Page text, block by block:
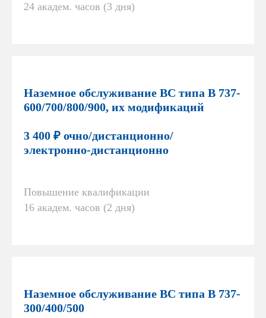
24 академ. часов (3 дня)
Наземное обслуживание ВС типа В 737-
600/700/800/900, их модификаций
3 400 ₽ очно/дистанционно/
электронно-дистанционно
Повышение квалификации
16 академ. часов (2 дня)
Наземное обслуживание ВС типа В 737-
300/400/500